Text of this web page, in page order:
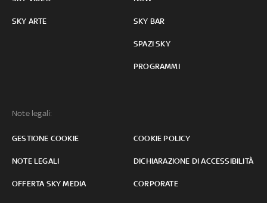
SKY ARTE SKY BAR
SPAZI SKY
PROGRAMMI
Note legali:
GESTIONE COOKIE COOKIE POLICY
NOTE LEGALI DICHIARAZIONE DI ACCESSIBILITÀ
OFFERTA SKY MEDIA CORPORATE